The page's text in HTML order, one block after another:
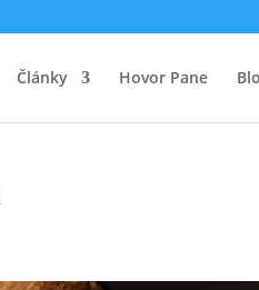
Články Hovor Pane